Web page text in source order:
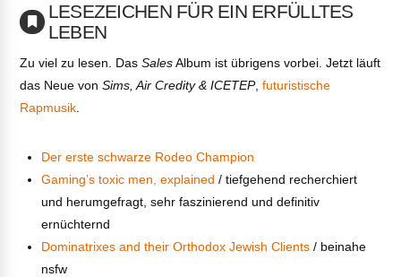
LESEZEICHEN FÜR EIN ERFÜLLTES
LEBEN
Zu viel zu lesen. DasSalesAlbum ist übrigens vorbei. Jetzt läuft
das Neue vonSims, Air Credity & ICETEP,futuristische
Rapmusik
Der erste schwarze Rodeo Champion
Gaming’s toxic men, explained / tiefgehend recherchiert
und herumgefragt, sehr faszinierend und definitiv
ernüchternd
Dominatrixes and their Orthodox Jewish Clients/ beinahe
nsfw